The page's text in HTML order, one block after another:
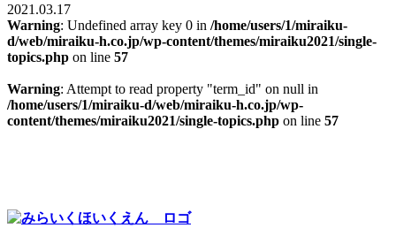
2021.03.17
Warning: Undefined array key 0 in /home/users/1/miraiku-
d/web/miraiku-h.co.jp/wp-content/themes/miraiku2021/single-
topics.php on line 57
Warning: Attempt to read property "term_id" on null in
/home/users/1/miraiku-d/web/miraiku-h.co.jp/wp-
content/themes/miraiku2021/single-topics.php on line 57